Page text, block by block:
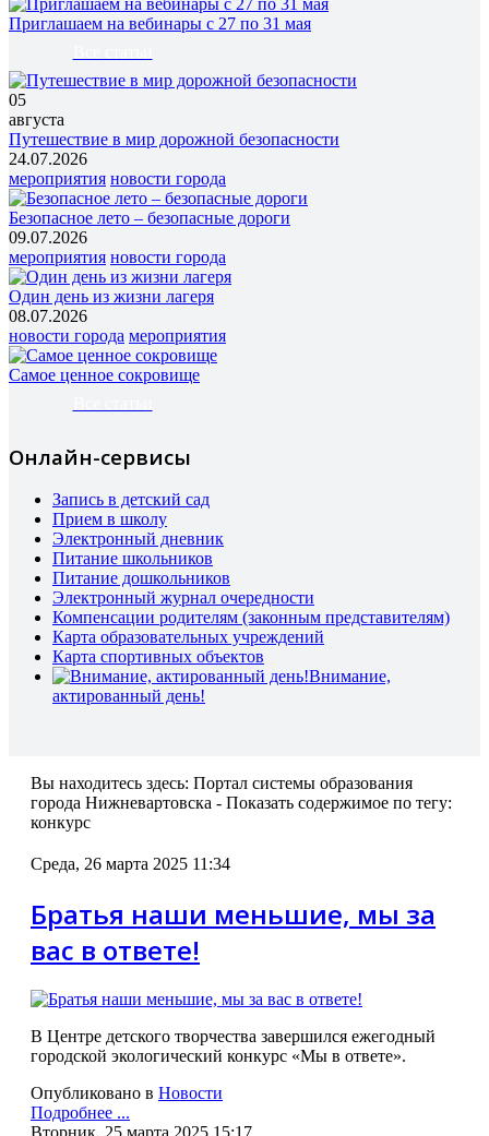
Приглашаем на вебинары с 27 по 31 мая
05
августа
Путешествие в мир дорожной безопасности
24.07.2026
мероприятия новости города
Безопасное лето – безопасные дороги
09.07.2026
мероприятия новости города
Один день из жизни лагеря
08.07.2026
новости города мероприятия
Самое ценное сокровище
Онлайн-сервисы
Запись в детский сад
Прием в школу
Электронный дневник
Питание школьников
Питание дошкольников
Электронный журнал очередности
Компенсации родителям (законным представителям)
Карта образовательных учреждений
Карта спортивных объектов
Внимание,
актированный день!
Вы находитесь здесь: Портал системы образования
города Нижневартовска - Показать содержимое по тегу:
конкурс
Среда, 26 марта 2025 11:34
Братья наши меньшие, мы за
вас в ответе!
В Центре детского творчества завершился ежегодный
городской экологический конкурс «Мы в ответе».
Опубликовано в Новости
Подробнее ...